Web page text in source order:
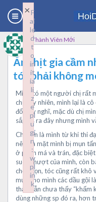
Thành Viên Mới
Ăn thịt gia cầm
tóc phải không
Mình có một người chị rất
chị, tuy nhiên, mình lại là
đổi suy nghĩ, mặc dù chị
sắp ns ra đây nhưng mình
Chuyện là mình từ khi thi
nên da mặt mình bị mụn
ở phần má và trán, đặc
suôn mượt của mình, còn
chẻ ngọn, tóc cũng rất khô
mua cho mình các dầu gội
thấy vẫn chưa thấy “khấm
dùng những sp đó ra, hơn
F
ai
le
d
t
o
in
it
ia
li
z
e
pl
u
gi
n
:
w
pl
in
k
×
Failed to initialize
F
ai
le
d
t
o
in
it
ia
li
z
e
pl
u
gi
n
:
w
pl
in
k
×
Failed to initialize